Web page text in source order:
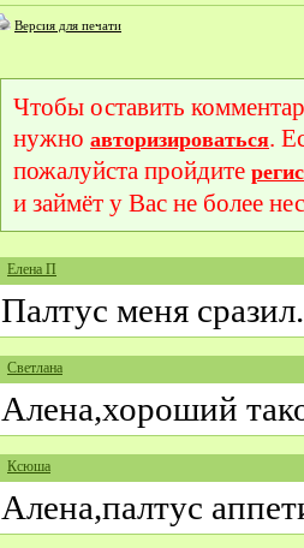
Версия для печати
Чтобы оставить
нужно авторизироваться.
пожалуйста пройдите
и займёт у Вас не более
Елена П
Палтус меня
Светлана
Алена,хороший
Ксюша
Алена,палтус